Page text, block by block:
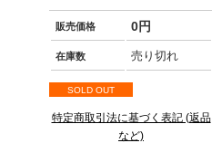
販売価格 0円
在庫数 売り切れ
SOLD OUT
特定商取引法に基づく表記 (返品
など)